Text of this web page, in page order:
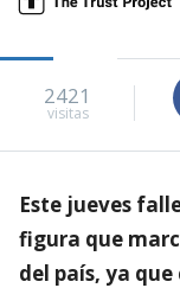
2421
visitas
Este jueves
figura que
del país, ya